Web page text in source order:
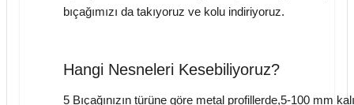
bıçağımızı da takıyoruz ve kolu indiriyoruz.
Hangi Nesneleri Kesebiliyoruz?
5 Bıçağınızın türüne göre metal profillerde,5-100 mm